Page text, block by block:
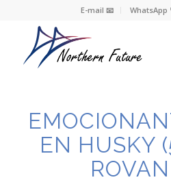
E-mail 📧 WhatsApp
EN HUSKY